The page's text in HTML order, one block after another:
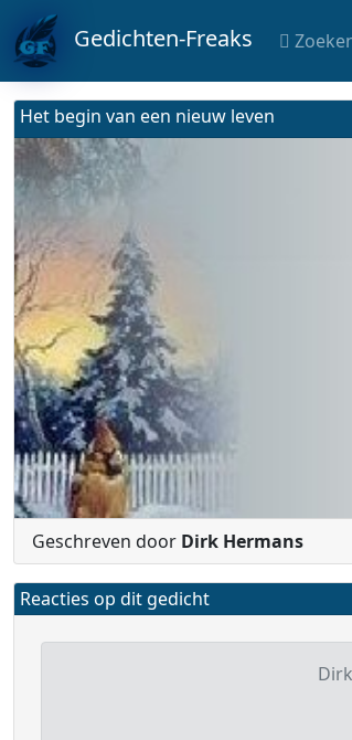
Gedichten-Freaks
Het begin van een nieuw leven
Geschreven door Dirk Hermans
Reacties op dit gedicht